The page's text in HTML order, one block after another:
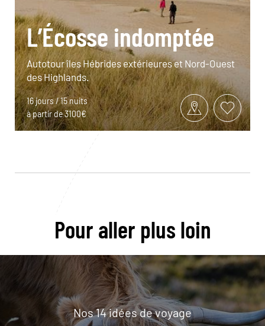
L’Écosse indomptée
Autotour îles Hébrides extérieures et Nord-Ouest
des Highlands.
16 jours / 15 nuits
à partir de 3100€
Pour aller plus loin
Nos 14 idées de voyage